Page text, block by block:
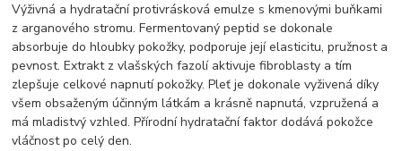
Výživná a hydratační protivrásková emulze s kmenovými buňkami
z arganového stromu. Fermentovaný peptid se dokonale
absorbuje do hloubky pokožky, podporuje její elasticitu, pružnost a
pevnost. Extrakt z vlašských fazolí aktivuje fibroblasty a tím
zlepšuje celkové napnutí pokožky. Pleť je dokonale vyživená díky
všem obsaženým účinným látkám a krásně napnutá, vzpružená a
má mladistvý vzhled. Přírodní hydratační faktor dodává pokožce
vláčnost po celý den.